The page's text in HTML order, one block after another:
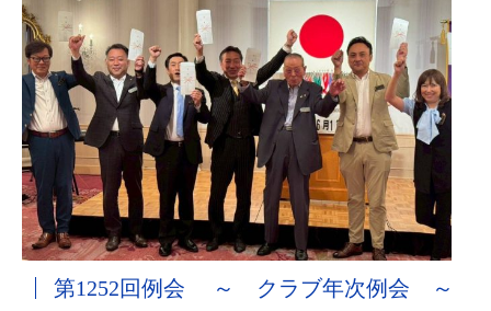
第1252回例会 ～ クラブ年次例会 ～